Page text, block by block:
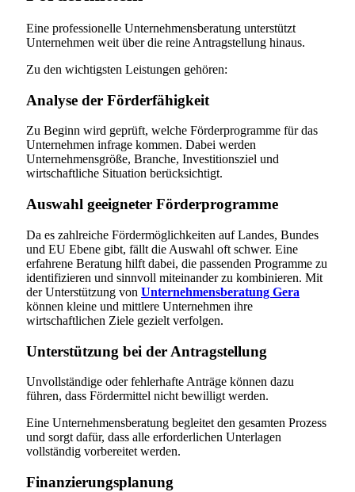
Eine professionelle Unternehmensberatung unterstützt
Unternehmen weit über die reine Antragstellung hinaus.
Zu den wichtigsten Leistungen gehören:
Analyse der Förderfähigkeit
Zu Beginn wird geprüft, welche Förderprogramme für das
Unternehmen infrage kommen. Dabei werden
Unternehmensgröße, Branche, Investitionsziel und
wirtschaftliche Situation berücksichtigt.
Auswahl geeigneter Förderprogramme
Da es zahlreiche Fördermöglichkeiten auf Landes, Bundes
und EU Ebene gibt, fällt die Auswahl oft schwer. Eine
erfahrene Beratung hilft dabei, die passenden Programme zu
identifizieren und sinnvoll miteinander zu kombinieren. Mit
der Unterstützung von Unternehmensberatung Gera
können kleine und mittlere Unternehmen ihre
wirtschaftlichen Ziele gezielt verfolgen.
Unterstützung bei der Antragstellung
Unvollständige oder fehlerhafte Anträge können dazu
führen, dass Fördermittel nicht bewilligt werden.
Eine Unternehmensberatung begleitet den gesamten Prozess
und sorgt dafür, dass alle erforderlichen Unterlagen
vollständig vorbereitet werden.
Finanzierungsplanung